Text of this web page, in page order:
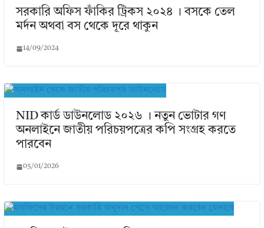
সরকারি অফিস ফাঁকির ট্রিকস ২০২৪ । বসকে তেল
মর্দন অথবা বস থেকে দূরে থাকুন
14/09/2024
NID কার্ড ডাউনলোড ২০২৬ । নতুন ভোটার গণ
অনলাইনে জাতীয় পরিচয়পত্রের কপি সংগ্রহ করতে
পারবেন
05/01/2026